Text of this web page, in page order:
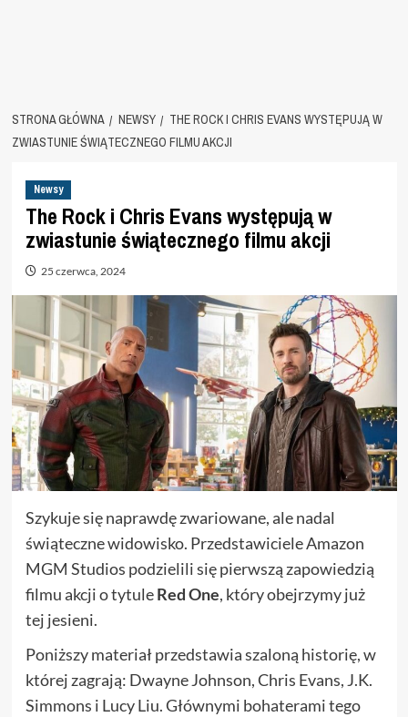
STRONA GŁÓWNA NEWSY
THE ROCK I CHRIS EVANS WYSTĘPUJĄ W
ZWIASTUNIE ŚWIĄTECZNEGO FILMU AKCJI
Newsy
The Rock i Chris Evans występują w
zwiastunie świątecznego filmu akcji
25 czerwca, 2024
Szykuje się naprawdę zwariowane, ale nadal
świąteczne widowisko. Przedstawiciele Amazon
MGM Studios podzielili się pierwszą zapowiedzią
filmu akcji o tytuleRed One, który obejrzymy już
tej jesieni.
Poniższy materiał przedstawia szaloną historię, w
której zagrają: Dwayne Johnson, Chris Evans, J.K.
Simmons i Lucy Liu. Głównymi bohaterami tego